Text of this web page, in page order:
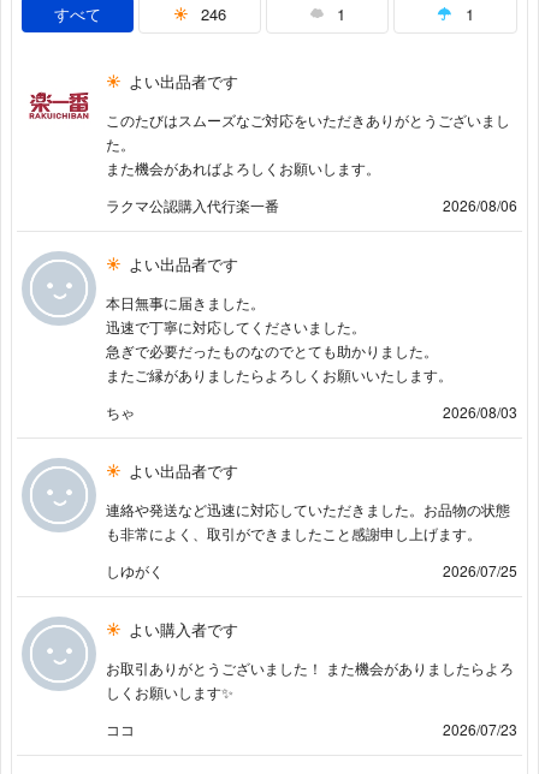
すべて 246 1 1
よい出品者です
このたびはスムーズなご対応をいただきありがとうございまし
た。
また機会があればよろしくお願いします。
ラクマ公認購入代行楽一番
2026/08/06
よい出品者です
本日無事に届きました。
迅速で丁寧に対応してくださいました。
急ぎで必要だったものなのでとても助かりました。
またご縁がありましたらよろしくお願いいたします。
ちゃ
2026/08/03
よい出品者です
連絡や発送など迅速に対応していただきました。お品物の状態
も非常によく、取引ができましたこと感謝申し上げます。
しゆがく
2026/07/25
よい購入者です
お取引ありがとうございました！ また機会がありましたらよろ
しくお願いします✨
ココ
2026/07/23